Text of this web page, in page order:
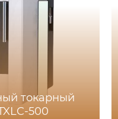
токарный
500